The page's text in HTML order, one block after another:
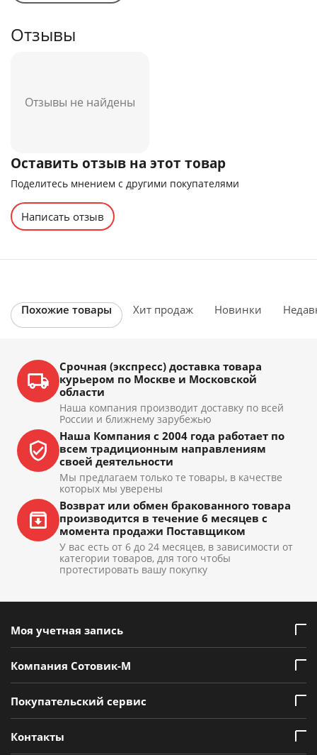
Отзывы
Отзывы не найдены
Оставить отзыв на этот товар
Поделитесь мнением с другими покупателями
Написать отзыв
Похожие товары Хит продаж Новинки
Срочная (экспресс) доставка товара
курьером по Москве и Московской
области
Наша компания производит доставку по всей
России и ближнему зарубежью
Наша Компания с 2004 года работает по
всем традиционным направлениям
своей деятельности
Мы предлагаем только те товары, в качестве
которых мы уверены
Возврат или обмен бракованного товара
производится в течение 6 месяцев с
момента продажи Поставщиком
У вас есть от 6 до 24 месяцев, в зависимости от
категории товаров, для того чтобы
протестировать вашу покупку
Моя учетная запись
Компания Сотовик-М
Покупательский сервис
Контакты